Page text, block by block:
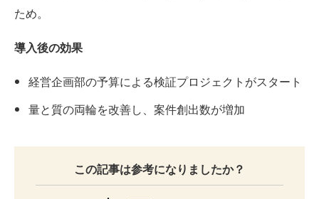
ため。
導入後の効果
経営企画部の予算による検証プロジェクトがスタート
量と質の両輪を改善し、案件創出数が増加
この記事は参考になりましたか？